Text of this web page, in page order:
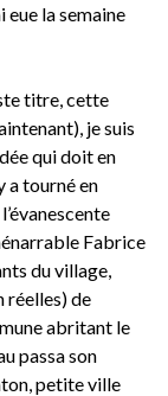
eue la semaine
titre, cette
je suis
qui doit en
a tourné en
Fabrice
du village,
réelles) de
abritant le
passa son
petite ville